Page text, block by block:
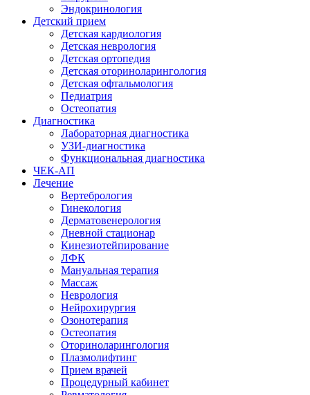
Эндокринология
Детский прием
Детская кардиология
Детская неврология
Детская ортопедия
Детская оториноларингология
Детская офтальмология
Педиатрия
Остеопатия
Диагностика
Лабораторная диагностика
УЗИ-диагностика
Функциональная диагностика
ЧЕК-АП
Лечение
Вертебрология
Гинекология
Дерматовенерология
Дневной стационар
Кинезиотейпирование
ЛФК
Мануальная терапия
Массаж
Неврология
Нейрохирургия
Озонотерапия
Остеопатия
Оториноларингология
Плазмолифтинг
Прием врачей
Процедурный кабинет